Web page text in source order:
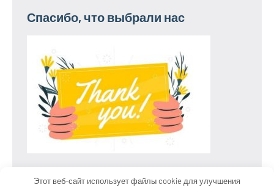
Спасибо, что выбрали нас
Этот веб-сайт использует файлы cookie для улучшения